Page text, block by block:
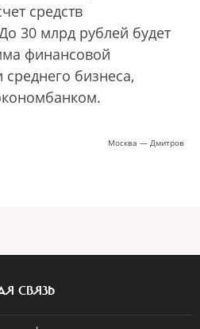
средств
30 млрд рублей будет
финансовой
бизнеса,
Москва — Дмитров
СВЯЗЬ